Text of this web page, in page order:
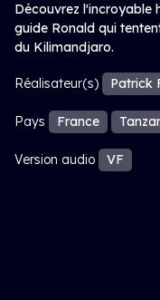
Découvrez l'incroyable
guide Ronald qui
du Kilimandjaro.
Réalisateur(s) Patrick
Pays France
Version audio VF